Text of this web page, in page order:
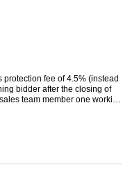
fee of 4.5% (instead
bidder after the closing of
team member one working
72h power reserve.
Tonel Corona: Con logo.
negro. Esfera: Esqueleto.
Con logo. Con pulsadores.